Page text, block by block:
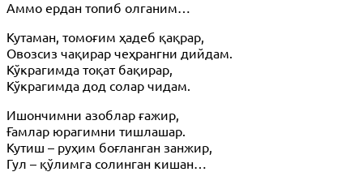
Аммо ердан топиб олганим…
Кутаман, томоғим ҳадеб қақрар,
Овозсиз чақирар чеҳрангни дийдам.
Кўкрагимда тоқат бақирар,
Кўкрагимда дод солар чидам.
Ишончимни азоблар ғажир,
Ғамлар юрагимни тишлашар.
Кутиш – руҳим боғланган занжир,
Гул – қўлимга солинган кишан…